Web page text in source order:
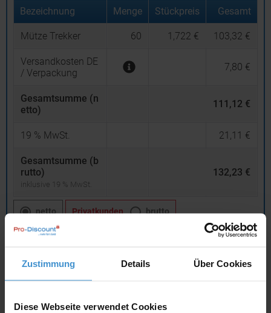
Zustimmung Details Über Cookies
Diese Webseite verwendet Cookies
Bezeichnung Menge Stückpreis Gesamt
Mütze Trekker 60 1,722 € 103,32 €
Versandkosten DE
/ Verpackung
7,80 €
Gesamtsumme (n
etto)
111,12 €
19 % MwSt. 21,11 €
Gesamtsumme (b
rutto)
inklusive 19 % MwSt.
132,23 €
netto Privatkunden brutto